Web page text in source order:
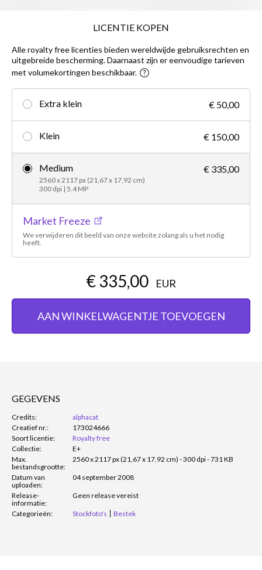
LICENTIE KOPEN
Alle royalty free licenties bieden wereldwijde gebruiksrechten en
uitgebreide bescherming. Daarnaast zijn er eenvoudige tarieven
met volumekortingen beschikbaar.
Extra klein € 50,00
Klein € 150,00
Medium
2560 x 2117 px (21,67 x 17,92 cm)
300 dpi | 5.4 MP
€ 335,00
Market Freeze
We verwijderen dit beeld van onze website zolang als u het nodig
heeft.
€ 335,00 EUR
AAN WINKELWAGENTJE TOEVOEGEN
GEGEVENS
Credits:
alphacat
Creatief nr.:
173024666
Soort licentie:
Royalty free
Collectie:
E+
Max.
bestandsgrootte:
2560 x 2117 px (21,67 x 17,92 cm) - 300 dpi - 731 KB
Datum van
uploaden:
04 september 2008
Release-
informatie:
Geen release vereist
Categorieën: Stockfoto's Bestek